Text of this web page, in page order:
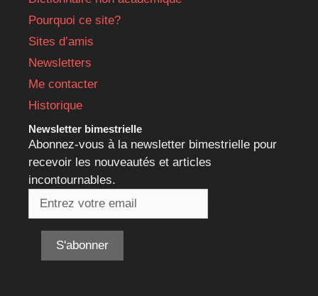
Pourquoi ce site?
Sites d’amis
Newsletters
Me contacter
Historique
Newsletter bimestrielle
Abonnez-vous à la newsletter bimestrielle pour
recevoir les nouveautés et articles
incontournables.